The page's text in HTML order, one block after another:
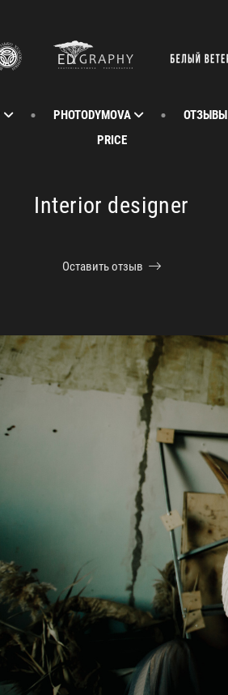
PHOTODYMOVA ОТЗЫВЫ
PRICE
Interior designer
Оставить отзыв